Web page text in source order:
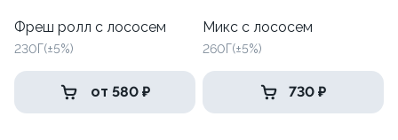
Фреш ролл с лососем
230Г(±5%)
от 580 ₽
Микс с лососем
260Г(±5%)
730 ₽